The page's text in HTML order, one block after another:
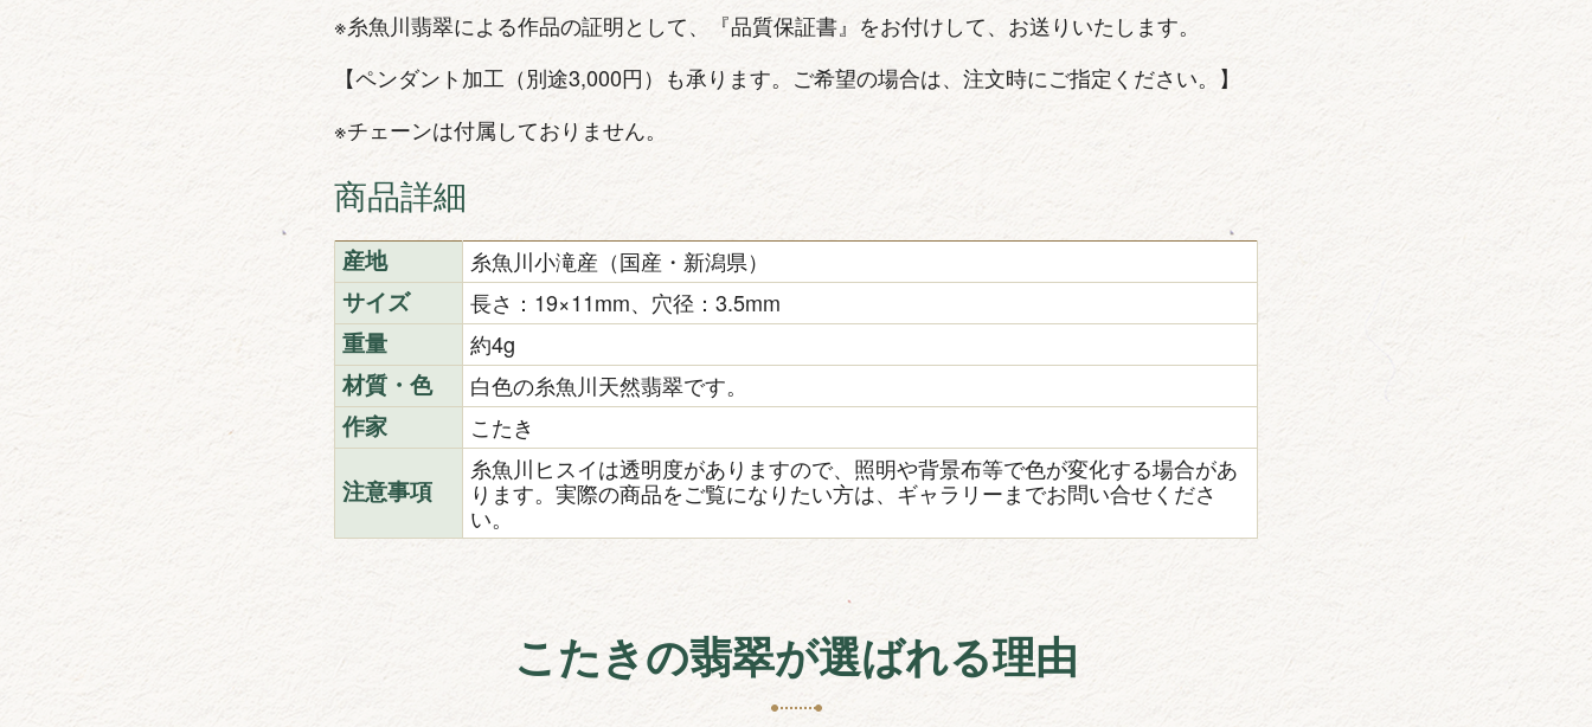
※糸魚川翡翠による作品の証明として、『品質保証書』をお付けして、お送りいたします。
【ペンダント加工（別途3,000円）も承ります。ご希望の場合は、注文時にご指定ください。】
※チェーンは付属しておりません。
商品詳細
産地 糸魚川小滝産（国産・新潟県）
サイズ 長さ：19×11mm、穴径：3.5mm
重量 約4g
材質・色 白色の糸魚川天然翡翠です。
作家 こたき
注意事項
糸魚川ヒスイは透明度がありますので、照明や背景布等で色が変化する場合があ
ります。実際の商品をご覧になりたい方は、ギャラリーまでお問い合せくださ
い。
こたきの翡翠が選ばれる理由